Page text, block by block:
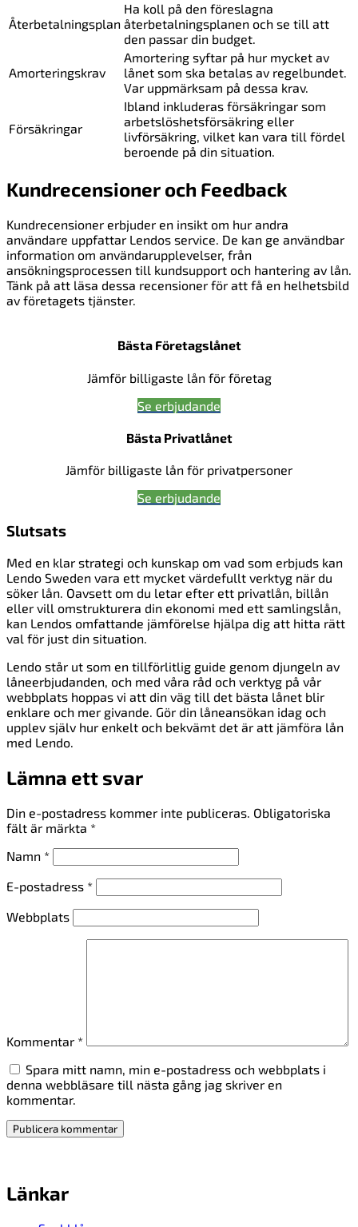
Återbetalningsplan
Ha koll på den föreslagna
återbetalningsplanen och se till att
den passar din budget.
Amorteringskrav
Amortering syftar på hur mycket av
lånet som ska betalas av regelbundet.
Var uppmärksam på dessa krav.
Försäkringar
Ibland inkluderas försäkringar som
arbetslöshetsförsäkring eller
livförsäkring, vilket kan vara till fördel
beroende på din situation.
Kundrecensioner och Feedback
Kundrecensioner erbjuder en insikt om hur andra
användare uppfattar Lendos service. De kan ge användbar
information om användarupplevelser, från
ansökningsprocessen till kundsupport och hantering av lån.
Tänk på att läsa dessa recensioner för att få en helhetsbild
av företagets tjänster.
Bästa Företagslånet
Jämför billigaste lån för företag
Se erbjudande
Bästa Privatlånet
Jämför billigaste lån för privatpersoner
Se erbjudande
Slutsats
Med en klar strategi och kunskap om vad som erbjuds kan
Lendo Sweden vara ett mycket värdefullt verktyg när du
söker lån. Oavsett om du letar efter ett privatlån, billån
eller vill omstrukturera din ekonomi med ett samlingslån,
kan Lendos omfattande jämförelse hjälpa dig att hitta rätt
val för just din situation.
Lendo står ut som en tillförlitlig guide genom djungeln av
låneerbjudanden, och med våra råd och verktyg på vår
webbplats hoppas vi att din väg till det bästa lånet blir
enklare och mer givande. Gör din låneansökan idag och
upplev själv hur enkelt och bekvämt det är att jämföra lån
med Lendo.
Lämna ett svar
Din e-postadress kommer inte publiceras. Obligatoriska
fält är märkta *
Namn *
E-postadress *
Webbplats
Kommentar *
Spara mitt namn, min e-postadress och webbplats i
denna webbläsare till nästa gång jag skriver en
kommentar.
Länkar